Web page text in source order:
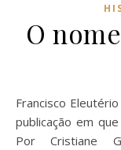
O
Francisco Eleutério de Sousa, o pouco conhecido editor da
publicação em
Por Cristiane